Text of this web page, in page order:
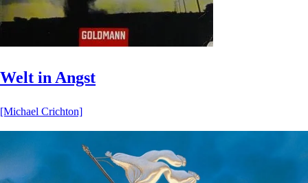
Welt in Angst
[Michael Crichton]